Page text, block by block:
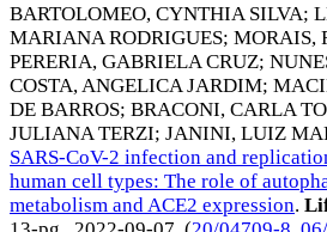
BARTOLOMEO, CYNTHIA SILVA;
MARIANA RODRIGUES; MORAIS,
PERERIA, GABRIELA CRUZ;
COSTA, ANGELICA JARDIM;
DE BARROS; BRACONI, CARLA
JULIANA TERZI; JANINI, LUIZ
SARS-CoV-2 infection and
human cell types: The role of
metabolism and ACE2 expression.